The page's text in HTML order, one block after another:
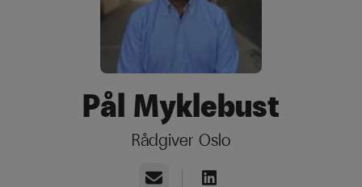
Pål Myklebust
Rådgiver Oslo
E-post